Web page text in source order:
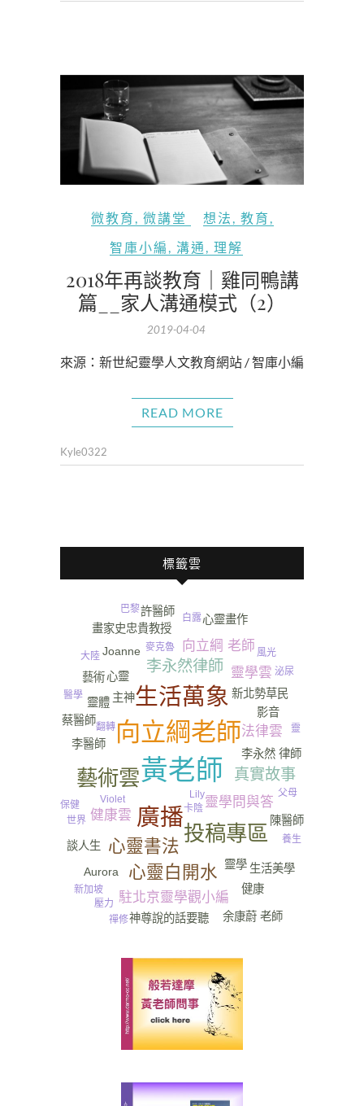
微教育 , 微講堂 想法 , 教育 ,
智庫小編 , 溝通 , 理解
2018年再談教育｜雞同鴨講
篇__家人溝通模式（2）
2019-04-04
來源：新世紀靈學人文教育網站 / 智庫小編
READ MORE
Kyle0322
標籤雲
黃老師
向立綱老師
廣播
生活萬象
投稿專區
藝術雲
心靈白開水
心靈書法
李永然律師
真實故事
健康雲
靈學問與答
駐北京靈學觀小編
靈學雲
向立綱 老師
法律雲
心靈
李醫師
靈體
畫家史忠貴教授
Joanne
新北勢草民
神尊說的話要聽
靈學
蔡醫師
心靈畫作
主神
李永然 律師
影音
談人生
生活美學
Aurora
健康
陳醫師
余康蔚 老師
藝術
許醫師
養生
保健
Lily
白露
翻轉
醫學
風光
麥克魯
父母
新加坡
世界
大陸
靈
Violet
禪修
巴黎
泌尿
卡陰
壓力